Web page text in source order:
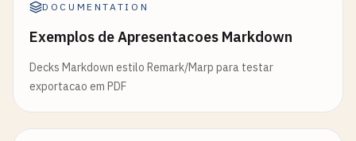
DOCUMENTATION
Exemplos de Apresentacoes Markdown
Decks Markdown estilo Remark/Marp para testar
exportacao em PDF